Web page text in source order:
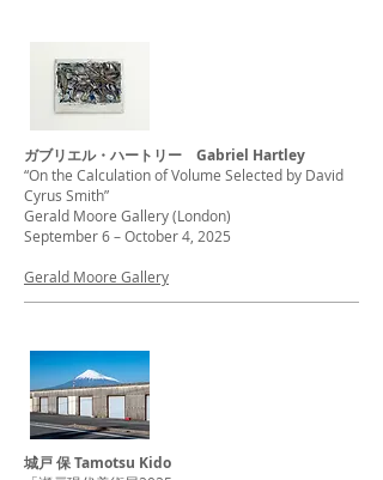
ガブリエル・ハートリー Gabriel Hartley
“On the Calculation of Volume Selected by David
Cyrus Smith”
Gerald Moore Gallery (London)
September 6 – October 4, 2025
Gerald Moore Gallery
城戸 保 Tamotsu Kido